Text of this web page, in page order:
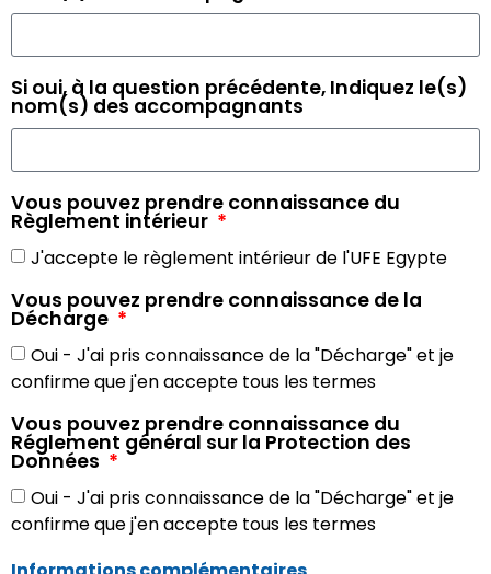
Si oui, à la question précédente, Indiquez le(s)
nom(s) des accompagnants
Vous pouvez prendre connaissance du
Règlement intérieur
J'accepte le règlement intérieur de l'UFE Egypte
Vous pouvez prendre connaissance de la
Décharge
Oui - J'ai pris connaissance de la "Décharge" et je
confirme que j'en accepte tous les termes
Vous pouvez prendre connaissance du
Réglement général sur la Protection des
Données
Oui - J'ai pris connaissance de la "Décharge" et je
confirme que j'en accepte tous les termes